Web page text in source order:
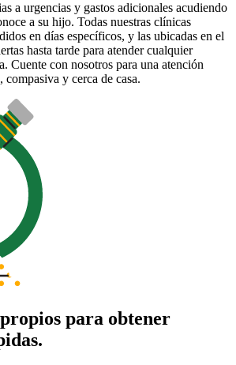
a urgencias y gastos adicionales acudiendo
a su hijo. Todas nuestras clínicas
en días específicos, y las ubicadas en el
hasta tarde para atender cualquier
Cuente con nosotros para una atención
y cerca de casa.
para obtener